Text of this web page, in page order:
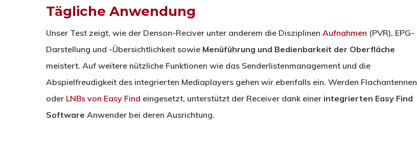
Tägliche Anwendung
Unser Test zeigt, wie der Denson-Reciver unter anderem die Disziplinen Aufnahmen (PVR), EPG-
Darstellung und -Übersichtlichkeit sowie Menüführung und Bedienbarkeit der Oberfläche
meistert. Auf weitere nützliche Funktionen wie das Senderlistenmanagement und die
Abspielfreudigkeit des integrierten Mediaplayers gehen wir ebenfalls ein. Werden Flachantennen
oder LNBs von Easy Find eingesetzt, unterstützt der Receiver dank einer integrierten Easy Find
Software Anwender bei deren Ausrichtung.